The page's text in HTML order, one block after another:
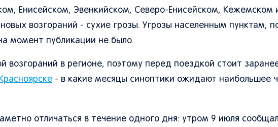
Енисейском, Эвенкийском, Северо-Енисейском, Кежемском
возгораний - сухие грозы. Угрозы населенным пунктам,
момент публикации не было.
возгораний в регионе, поэтому перед поездкой стоит
- в какие месяцы синоптики ожидают наибольшее
отличаться в течение одного дня: утром 9 июля